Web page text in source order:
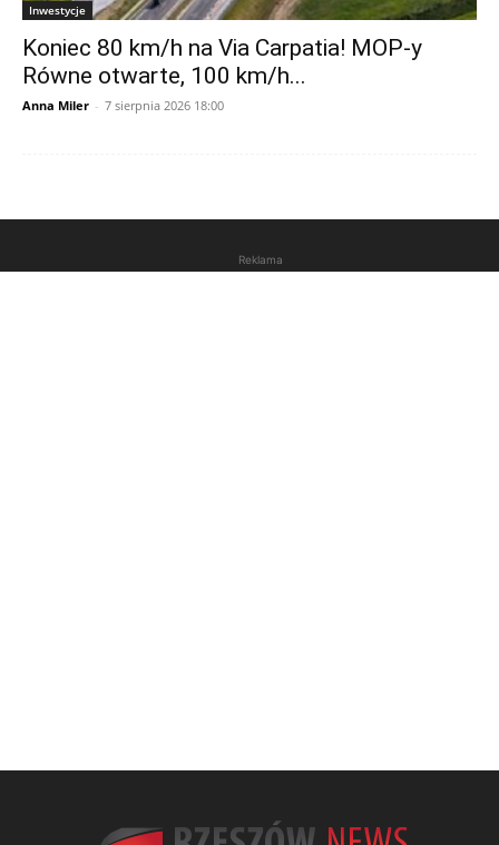
Inwestycje
Koniec 80 km/h na Via Carpatia! MOP-y
Równe otwarte, 100 km/h...
Anna Miler - 7 sierpnia 2026 18:00
Reklama